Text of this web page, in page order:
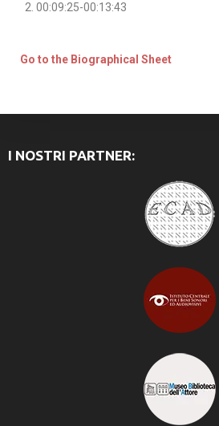
00:09:25-00:13:43
Go to the Biographical Sheet
I NOSTRI PARTNER: